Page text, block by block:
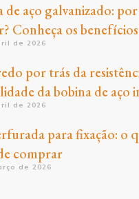
de aço galvanizado:
Conheça os
de 2026
por trás da
da bobina de aço
de 2026
para fixação: o
comprar
de 2026